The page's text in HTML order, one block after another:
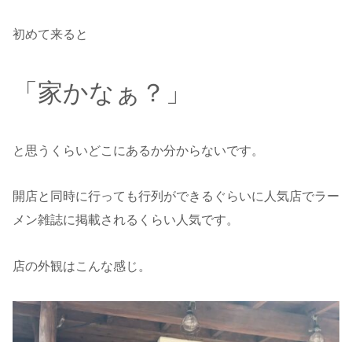
初めて来ると
「家かなぁ？」
と思うくらいどこにあるか分からないです。
開店と同時に行っても行列ができるぐらいに人気店でラー
メン雑誌に掲載されるくらい人気です。
店の外観はこんな感じ。